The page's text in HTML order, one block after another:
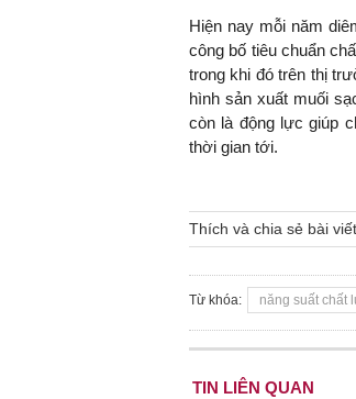
Hiện nay mỗi năm
công bố tiêu chuẩn
trong khi đó trên thị
hình sản xuất muối
còn là động lực giúp
thời gian tới.
Thích và chia sẻ bài
Từ khóa: năng suất chất
TIN LIÊN QUAN